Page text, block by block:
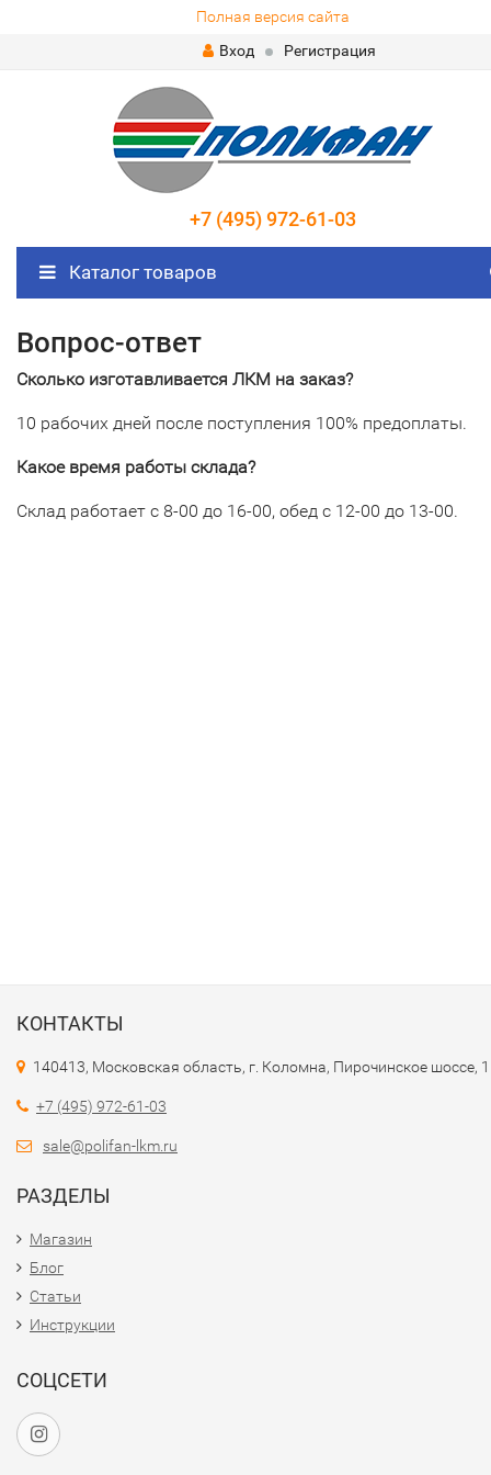
Полная версия сайта
Вход
Регистрация
+7 (495) 972-61-03
Каталог товаров
Вопрос-ответ
Сколько изготавливается ЛКМ на заказ?
10 рабочих дней после поступления 100% предоплаты.
Какое время работы склада?
Склад работает с 8-00 до 16-00, обед с 12-00 до 13-00.
КОНТАКТЫ
140413, Московская область, г. Коломна, Пирочинское шоссе,
+7 (495) 972-61-03
sale@polifan-lkm.ru
РАЗДЕЛЫ
Магазин
Блог
Статьи
Инструкции
СОЦСЕТИ